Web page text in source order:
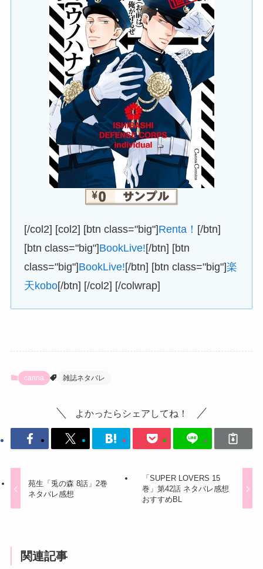
[/col2] [col2] [btn class="big"]Renta！ [/btn]
[btn class="big"]BookLive![/btn] [btn
class="big"]BookLive![/btn] [btn class="big"]楽
天kobo[/btn] [/col2] [/colwrap]
canna 雑誌ネタバレ
よかったらシェアしてね！
苑生「兎の森 8話」2巻
ネタバレ感想
「SUPER LOVERS 15
巻」第42話 ネタバレ感想
おすすめBL
関連記事